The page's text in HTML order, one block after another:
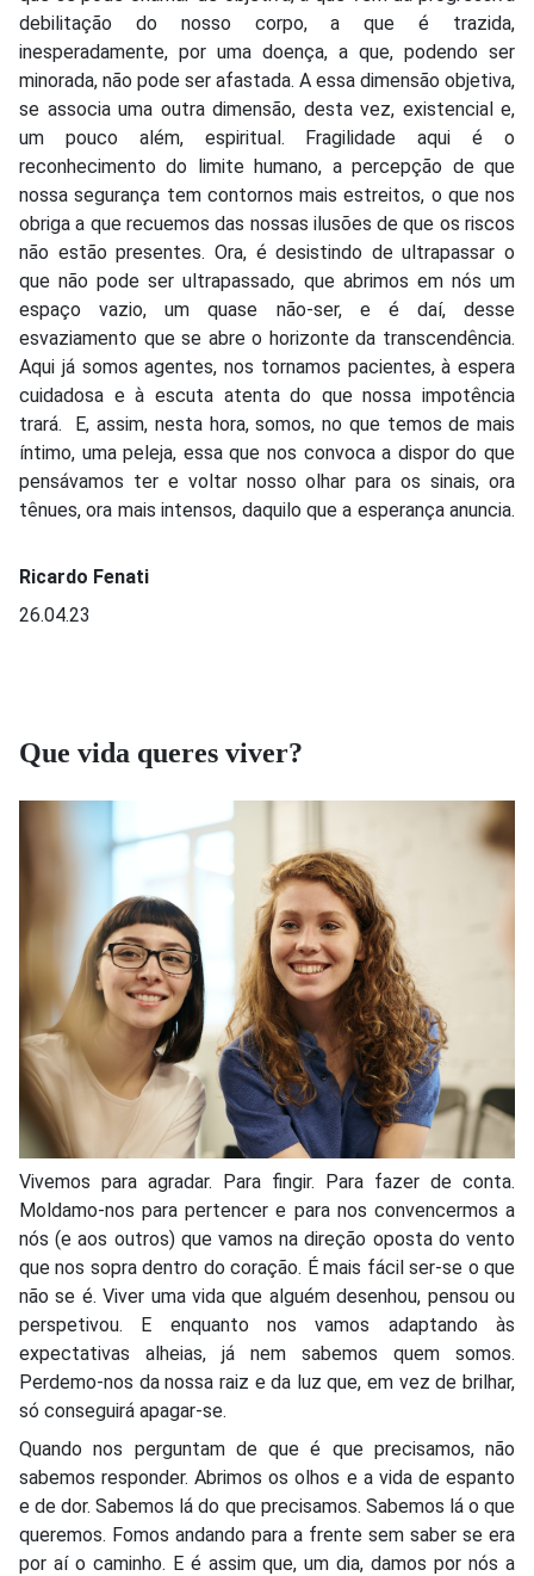
debilitação do nosso corpo, a que é trazida,
inesperadamente, por uma doença, a que, podendo ser
minorada, não pode ser afastada. A essa dimensão objetiva,
se associa uma outra dimensão, desta vez, existencial e,
um pouco além, espiritual. Fragilidade aqui é o
reconhecimento do limite humano, a percepção de que
nossa segurança tem contornos mais estreitos, o que nos
obriga a que recuemos das nossas ilusões de que os riscos
não estão presentes. Ora, é desistindo de ultrapassar o
que não pode ser ultrapassado, que abrimos em nós um
espaço vazio, um quase não-ser, e é daí, desse
esvaziamento que se abre o horizonte da transcendência.
Aqui já somos agentes, nos tornamos pacientes, à espera
cuidadosa e à escuta atenta do que nossa impotência
trará. E, assim, nesta hora, somos, no que temos de mais
íntimo, uma peleja, essa que nos convoca a dispor do que
pensávamos ter e voltar nosso olhar para os sinais, ora
tênues, ora mais intensos, daquilo que a esperança anuncia.
Ricardo Fenati
26.04.23
Que vida queres viver?
Vivemos para agradar. Para fingir. Para fazer de conta.
Moldamo-nos para pertencer e para nos convencermos a
nós (e aos outros) que vamos na direção oposta do vento
que nos sopra dentro do coração. É mais fácil ser-se o que
não se é. Viver uma vida que alguém desenhou, pensou ou
perspetivou. E enquanto nos vamos adaptando às
expectativas alheias, já nem sabemos quem somos.
Perdemo-nos da nossa raiz e da luz que, em vez de brilhar,
só conseguirá apagar-se.
Quando nos perguntam de que é que precisamos, não
sabemos responder. Abrimos os olhos e a vida de espanto
e de dor. Sabemos lá do que precisamos. Sabemos lá o que
queremos. Fomos andando para a frente sem saber se era
por aí o caminho. E é assim que, um dia, damos por nós a